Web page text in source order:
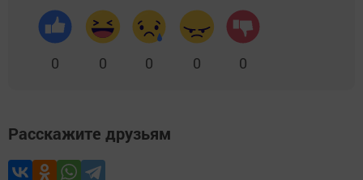
0 0 0 0 0
Расскажите друзьям